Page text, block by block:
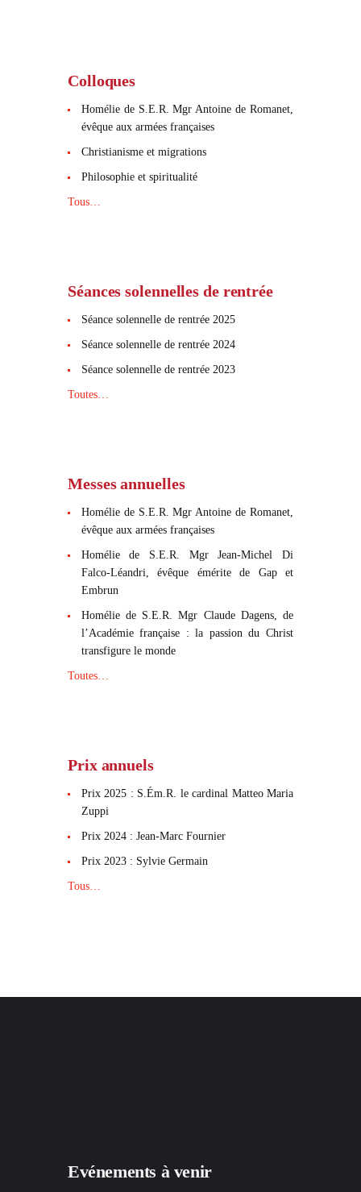
Colloques
Homélie de S.E.R. Mgr Antoine de Romanet,
évêque aux armées françaises
Christianisme et migrations
Philosophie et spiritualité
Tous…
Séances solennelles de rentrée
Séance solennelle de rentrée 2025
Séance solennelle de rentrée 2024
Séance solennelle de rentrée 2023
Toutes…
Messes annuelles
Homélie de S.E.R. Mgr Antoine de Romanet,
évêque aux armées françaises
Homélie de S.E.R. Mgr Jean-Michel Di
Falco-Léandri, évêque émérite de Gap et
Embrun
Homélie de S.E.R. Mgr Claude Dagens, de
l’Académie française : la passion du Christ
transfigure le monde
Toutes…
Prix annuels
Prix 2025 : S.Ém.R. le cardinal Matteo Maria
Zuppi
Prix 2024 : Jean-Marc Fournier
Prix 2023 : Sylvie Germain
Tous…
Evénements à venir